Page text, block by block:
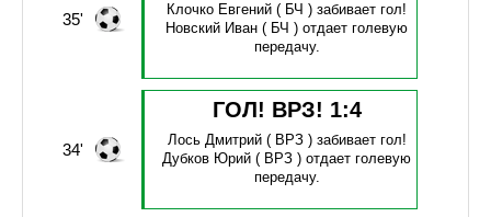
35'
Клочко Евгений ( БЧ )забивает гол!
Новский Иван ( БЧ )отдает голевую
передачу.
34'
ГОЛ! ВРЗ! 1:4
Лось Дмитрий( ВРЗ ) забивает гол!
Дубков Юрий ( ВРЗ )отдает голевую
передачу.